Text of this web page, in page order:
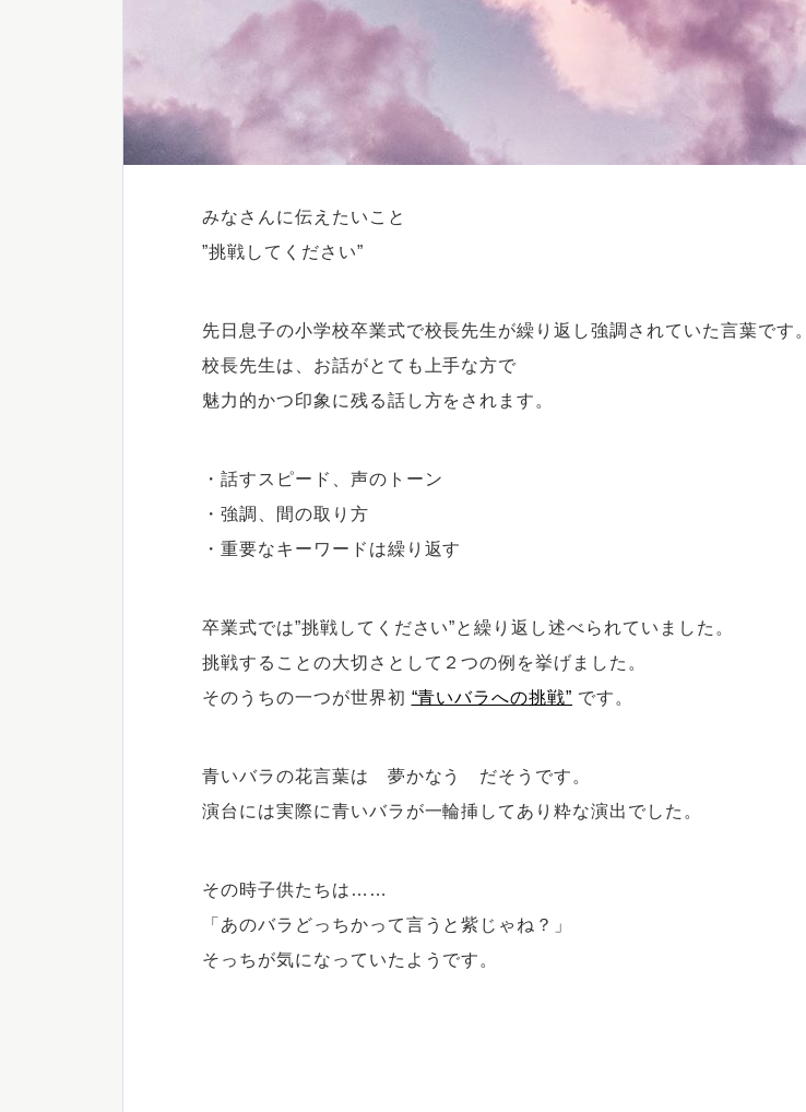
みなさんに伝えたいこと
”挑戦してください”
先日息子の小学校卒業式で校長先生が繰り返し強調されていた言葉です。
校長先生は、お話がとても上手な方で
魅力的かつ印象に残る話し方をされます。
・話すスピード、声のトーン
・強調、間の取り方
・重要なキーワードは繰り返す
卒業式では”挑戦してください”と繰り返し述べられていました。
挑戦することの大切さとして２つの例を挙げました。
そのうちの一つが世界初 “青いバラへの挑戦” です。
青いバラの花言葉は 夢かなう だそうです。
演台には実際に青いバラが一輪挿してあり粋な演出でした。
その時子供たちは……
「あのバラどっちかって言うと紫じゃね？」
そっちが気になっていたようです。